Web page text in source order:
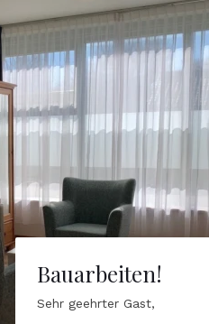
Bauarbeiten!
Sehr geehrter Gast,